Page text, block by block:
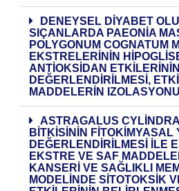
DENEYSEL DIYABET
SIÇANLARDA PAEONIA
POLYGONUM COGNATUM
EKSTRELERININ
ANTIOKSIDAN ETKILERININ
DEĞERLENDIRILMESI,
MADDELERIN
ASTRAGALUS
BITKISININ FITOKIMYASAL
DEĞERLENDIRILMESI ILE
EKSTRE VE SAF
KANSERI VE SAĞLIKLI
MODELINDE SITOTOKSIK